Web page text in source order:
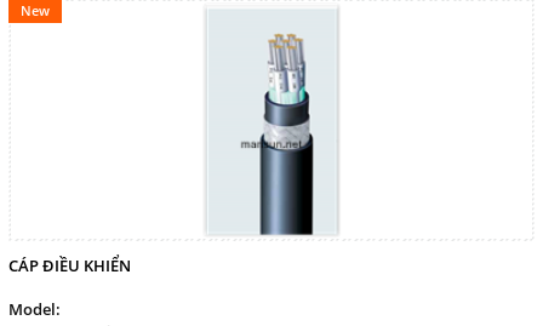
New
CÁP ĐIỀU KHIỂN
Model:
COPYRIGHT 2017. ALL RIGHTS RESERVED